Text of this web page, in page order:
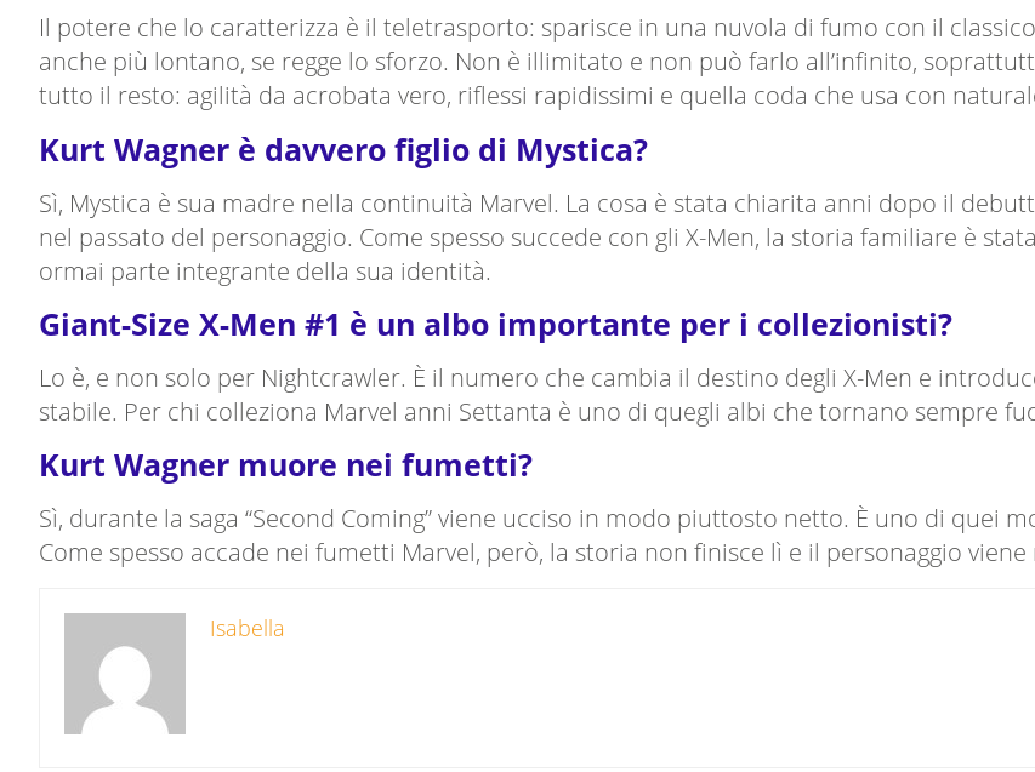
Il potere che lo caratterizza è il teletrasporto: sparisce in una nuvola di fumo con il
anche più lontano, se regge lo sforzo. Non è illimitato e non può farlo all’infinito,
tutto il resto: agilità da acrobata vero, riflessi rapidissimi e quella coda che usa con
Kurt Wagner è davvero figlio di Mystica?
Sì, Mystica è sua madre nella continuità Marvel. La cosa è stata chiarita anni dopo il
nel passato del personaggio. Come spesso succede con gli X-Men, la storia familiare è
ormai parte integrante della sua identità.
Giant-Size X-Men #1 è un albo importante per i collezionisti?
Lo è, e non solo per Nightcrawler. È il numero che cambia il destino degli X-Men e
stabile. Per chi colleziona Marvel anni Settanta è uno di quegli albi che tornano sempre
Kurt Wagner muore nei fumetti?
Sì, durante la saga “Second Coming” viene ucciso in modo piuttosto netto. È uno di quei
Come spesso accade nei fumetti Marvel, però, la storia non finisce lì e il personaggio
Isabella